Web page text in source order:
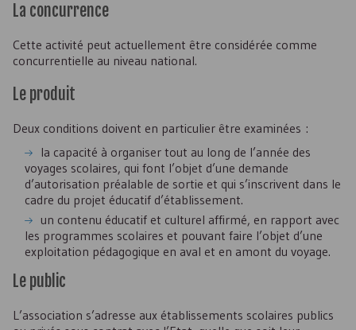
La concurrence
Cette activité peut actuellement être considérée comme
concurrentielle au niveau national.
Le produit
Deux conditions doivent en particulier être examinées :
la capacité à organiser tout au long de l’année des
voyages scolaires, qui font l’objet d’une demande
d’autorisation préalable de sortie et qui s’inscrivent dans le
cadre du projet éducatif d’établissement.
un contenu éducatif et culturel affirmé, en rapport avec
les programmes scolaires et pouvant faire l’objet d’une
exploitation pédagogique en aval et en amont du voyage.
Le public
L’association s’adresse aux établissements scolaires publics